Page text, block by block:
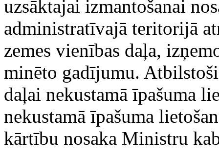
uzsāktajai izmantošanai
administratīvajā teritorijā
zemes vienības daļa,
minēto gadījumu.
daļai nekustamā īpašuma
nekustamā īpašuma
kārtību nosaka Ministru